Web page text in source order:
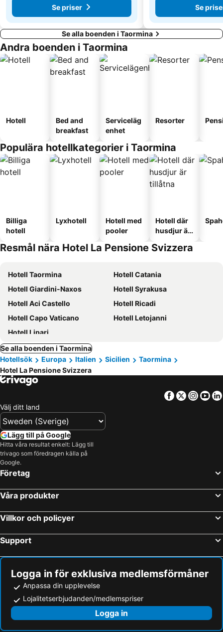
Se priser
Se
Se alla boenden i Taormina
Andra boenden i Taormina
Hotell
Bed and
breakfast
Serviceläg
enhet
Resorter
Populära hotellkategorier i Taormina
Billiga
hotell
Lyxhotell
Hotell med
pooler
Hotell där
husdjur är
Resmål nära Hotel La Pensione Svizzera
Hotell Taormina
Hotell Catania
Hotell Giardini-Naxos
Hotell Syrakusa
Hotell Aci Castello
Hotell Ricadi
Hotell Capo Vaticano
Hotell Letojanni
Hotell Lipari
Se alla boenden i Taormina
Hotellsök
Europa Italien Sicilien
Taormina
Hotel La Pensione Svizzera
Facebook
Twitter
Välj ditt land
Lägg till på Google
Hitta våra resultat enkelt: Lägg till
trivago som föredragen källa på
Google.
Företag
Våra produkter
Villkor och policyer
Support
Logga in för exklusiva medlemsförmåner
Anpassa din upplevelse
Lojalitetserbjudanden/medlemspriser
Logga in